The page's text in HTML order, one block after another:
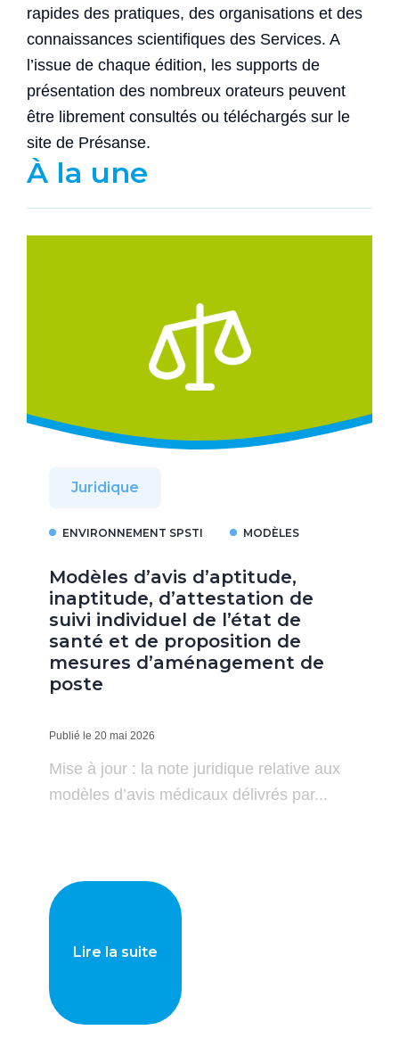
rapides des pratiques, des organisations et des
connaissances scientifiques des Services. A
l’issue de chaque édition, les supports de
présentation des nombreux orateurs peuvent
être librement consultés ou téléchargés sur le
site de Présanse.
À la une
Juridique
ENVIRONNEMENT SPSTI MODÈLES
Modèles d’avis d’aptitude,
inaptitude, d’attestation de
suivi individuel de l’état de
santé et de proposition de
mesures d’aménagement de
poste
Publié le 20 mai 2026
Mise à jour : la note juridique relative aux
modèles d’avis médicaux délivrés par...
Lire la suite